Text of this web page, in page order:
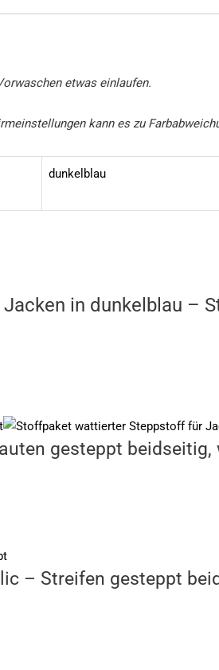
etwas einlaufen.
kann es zu
dunkelblau
in dunkelblau –
gesteppt beidseitig,
– Streifen gesteppt